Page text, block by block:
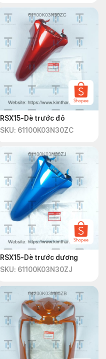
RSX15-Dè trước đô
SKU: 61100K03N30ZC
RSX15-Dè trước dương
SKU: 61100K03N30ZJ